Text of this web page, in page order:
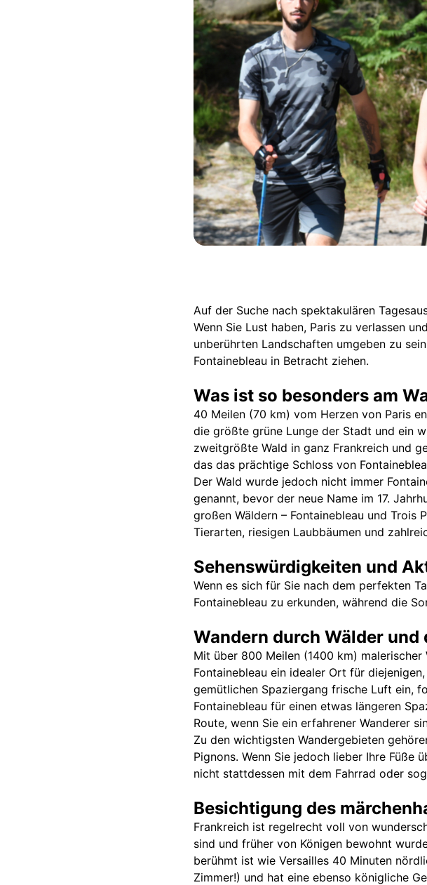
Auf der Suche nach spektakulären
Wenn Sie Lust haben, Paris zu verlassen
unberührten Landschaften umgeben zu
Fontainebleau in Betracht ziehen.
Was ist so besonders am
40 Meilen (70 km) vom Herzen von Paris
die größte grüne Lunge der Stadt und ein
zweitgrößte Wald in ganz Frankreich und
das das prächtige Schloss von
Der Wald wurde jedoch nicht immer
genannt, bevor der neue Name im 17.
großen Wäldern – Fontainebleau und Trois
Tierarten, riesigen Laubbäumen und
Sehenswürdigkeiten und
Wenn es sich für Sie nach dem perfekten
Fontainebleau zu erkunden, während die
Wandern durch Wälder
Mit über 800 Meilen (1400 km)
Fontainebleau ein idealer Ort für
gemütlichen Spaziergang frische Luft ein,
Fontainebleau für einen etwas längeren
Route, wenn Sie ein erfahrener Wanderer
Zu den wichtigsten Wandergebieten
Pignons. Wenn Sie jedoch lieber Ihre Füße
nicht stattdessen mit dem Fahrrad oder
Besichtigung des
Frankreich ist regelrecht voll von
sind und früher von Königen bewohnt
berühmt ist wie Versailles 40 Minuten
Zimmer!) und hat eine ebenso königliche